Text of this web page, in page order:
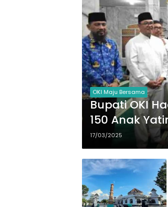
OKI Maju Bersama
Bupati OKI
150 Anak
17/03/2025